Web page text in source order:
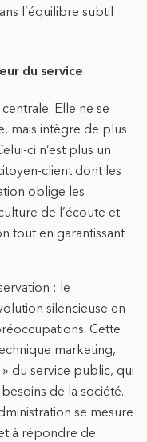
l’équilibre subtil
du service
Elle ne se
mais intègre de plus
ci n’est plus un
client dont les
oblige les
de l’écoute et
tout en garantissant
: le
silencieuse en
Cette
marketing,
du service public, qui
de la société.
se mesure
à répondre de